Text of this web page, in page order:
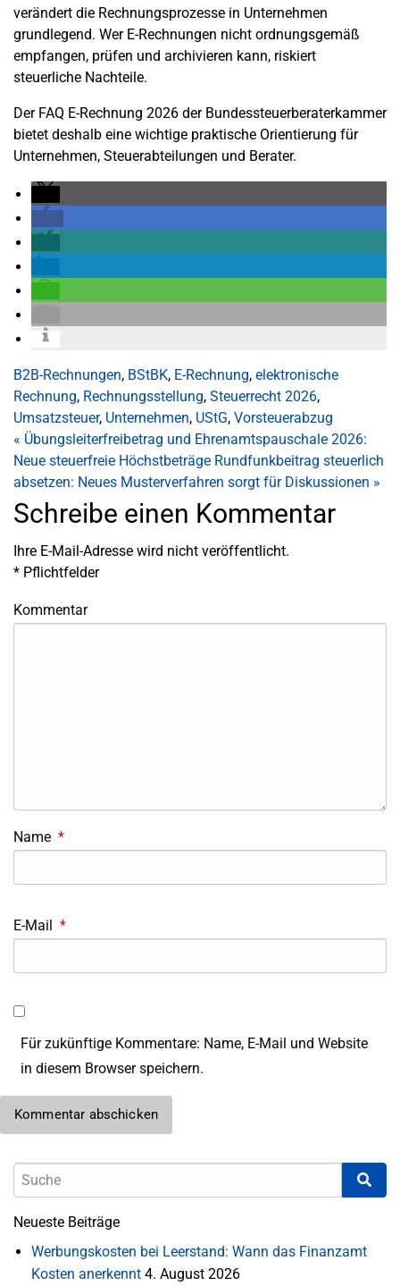
verändert die Rechnungsprozesse in Unternehmen
grundlegend. Wer E-Rechnungen nicht ordnungsgemäß
empfangen, prüfen und archivieren kann, riskiert
steuerliche Nachteile.
Der FAQ E-Rechnung 2026 der Bundessteuerberaterkammer
bietet deshalb eine wichtige praktische Orientierung für
Unternehmen, Steuerabteilungen und Berater.
B2B-Rechnungen, BStBK, E-Rechnung, elektronische
Rechnung, Rechnungsstellung, Steuerrecht 2026,
Umsatzsteuer, Unternehmen, UStG, Vorsteuerabzug
« Übungsleiterfreibetrag und Ehrenamtspauschale 2026:
Neue steuerfreie Höchstbeträge Rundfunkbeitrag steuerlich
absetzen: Neues Musterverfahren sorgt für Diskussionen »
Schreibe einen Kommentar
Ihre E-Mail-Adresse wird nicht veröffentlicht.
* Pflichtfelder
Kommentar
Name *
E-Mail *
Für zukünftige Kommentare: Name, E-Mail und Website
in diesem Browser speichern.
Neueste Beiträge
Werbungskosten bei Leerstand: Wann das Finanzamt
Kosten anerkennt 4. August 2026